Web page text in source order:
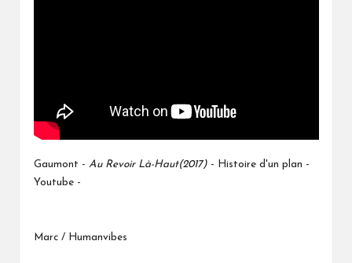
Gaumont - Au Revoir Là-Haut(2017)- Histoire d'un plan -
Youtube -
Marc / Humanvibes